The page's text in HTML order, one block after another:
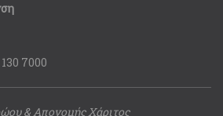
7000
& Απονομής Χάριτος